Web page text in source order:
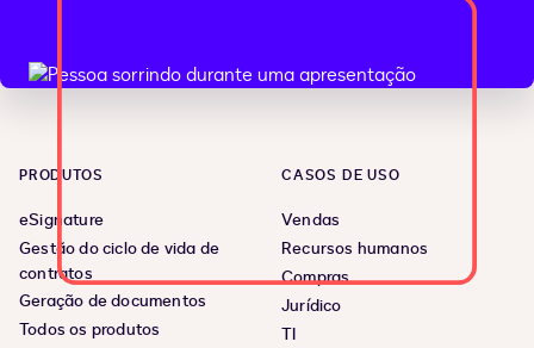
PRODUTOS
eSignature
Gestão do ciclo de vida de
contratos
Geração de documentos
Todos os produtos
CASOS DE USO
Vendas
Recursos humanos
Compras
Jurídico
TI